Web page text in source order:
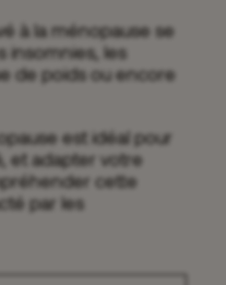
à la ménopause se
insomnies, les
de poids ou encore
est idéal pour
et adapter votre
cette
par les